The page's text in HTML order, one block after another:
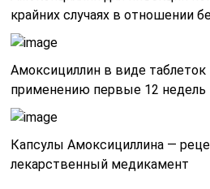
крайних случаях в отношении
Амоксициллин в виде
применению первые 12 недель
Капсулы Амоксициллина —
лекарственный медикамент